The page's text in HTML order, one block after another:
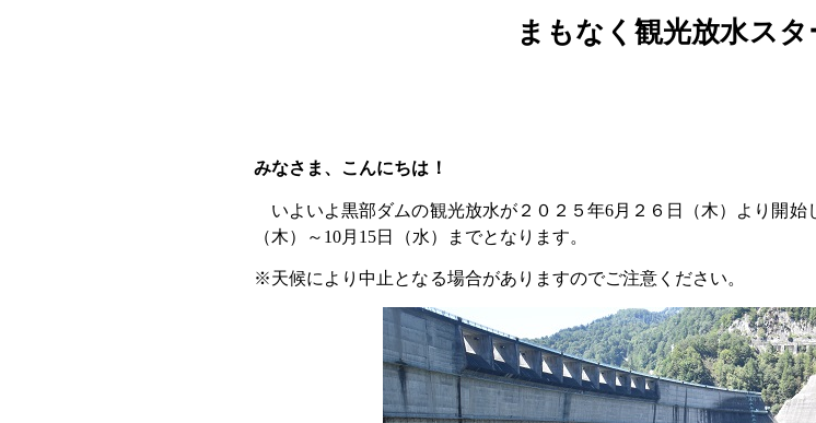
まもなく観光放水スタ
みなさま、こんにちは！
いよいよ黒部ダムの観光放水が２０２５年6月２６日（木）より開始
（木）～10月15日（水）までとなります。
※天候により中止となる場合がありますのでご注意ください。